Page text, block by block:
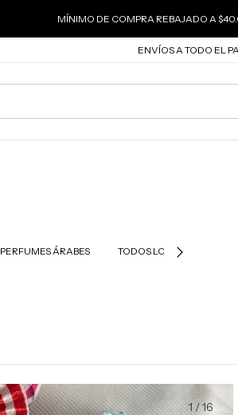
MÍNIMO DE COMPRA REBAJADO A
ENVÍOS A TODO EL PAÍS!
PERFUMES ÁRABES TODOS LOS PRODUCTOS
1 /16